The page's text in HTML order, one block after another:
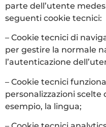
parte dell’utente
seguenti cookie tecnici:
– Cookie tecnici di
per gestire la normale
l’autenticazione
– Cookie tecnici
personalizzazioni scelte
esempio, la lingua;